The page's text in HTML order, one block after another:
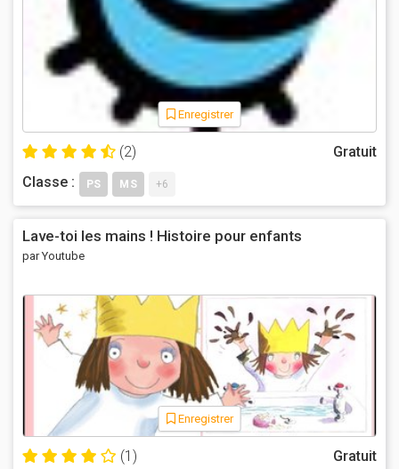
Enregistrer
(2)
Gratuit
Classe :
PS MS +6
Lave-toi les mains ! Histoire pour enfants
par Youtube
Enregistrer
(1)
Gratuit